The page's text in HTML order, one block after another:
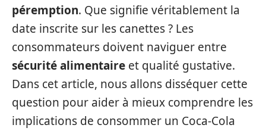
péremption. Que signifie véritablement la
date inscrite sur les canettes ? Les
consommateurs doivent naviguer entre
sécurité alimentaire et qualité gustative.
Dans cet article, nous allons disséquer cette
question pour aider à mieux comprendre les
implications de consommer un Coca-Cola